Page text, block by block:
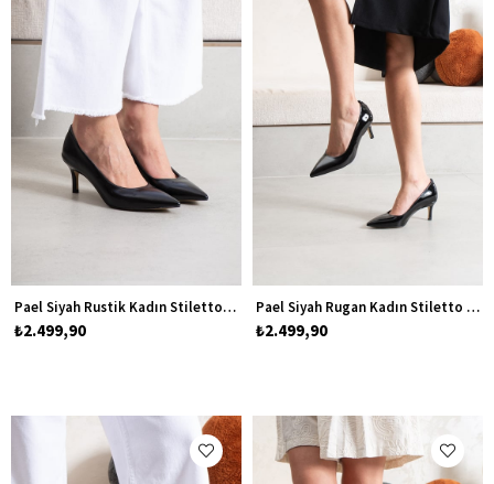
Pael Siyah Rustik Kadın Stiletto Topuklu Ayakkabı
₺2.499,90
Pael Siyah Rugan Kadın Stiletto Topuklu Ayakkabı
₺2.499,90